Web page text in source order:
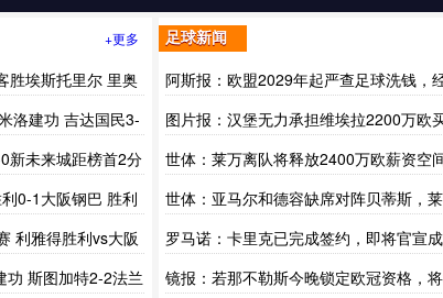
+更多
胜埃斯托里尔 里奥
洛建功 吉达国民3-
新未来城距榜首2分
0-1大阪钢巴 胜利
利雅得胜利vs大阪
功 斯图加特2-2法兰
足球新闻
阿斯报：欧盟2029年起严查足球洗钱，
管范围
图片报：汉堡无力承担维埃拉2200万欧
协商降价
世体：莱万离队将释放2400万欧薪资空
规则
世体：亚马尔和德容缺席对阵贝蒂斯，
定首发
罗马诺：卡里克已完成签约，即将官宣
镜报：若那不勒斯今晚锁定欧冠资格，